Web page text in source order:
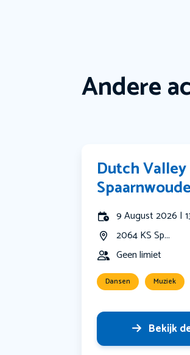
Andere
Dutch Valley
Spaarnwoude
9 August 2026 |
2064 KS Sp...
Geen limiet
Dansen Muziek
Bekijk